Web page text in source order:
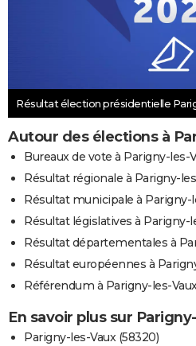
Résultat élection présidentielle
Autour des élections à
Bureaux de vote à Parigny-les-
Résultat régionale à Parigny-
Résultat municipale à Parigny-
Résultat législatives à Parigny-
Résultat départementales à
Résultat européennes à
Référendum à Parigny-les-
En savoir plus sur
Parigny-les-Vaux (58320)